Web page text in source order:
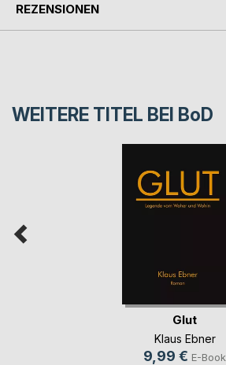
REZENSIONEN
WEITERE TITEL BEI BoD
Glut
Klaus Ebner
9,99 € E-Book